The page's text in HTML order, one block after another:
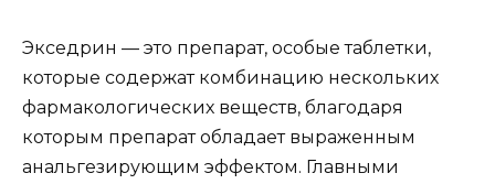
Экседрин — это препарат, особые таблетки,
которые содержат комбинацию нескольких
фармакологических веществ, благодаря
которым препарат обладает выраженным
анальгезирующим эффектом. Главными